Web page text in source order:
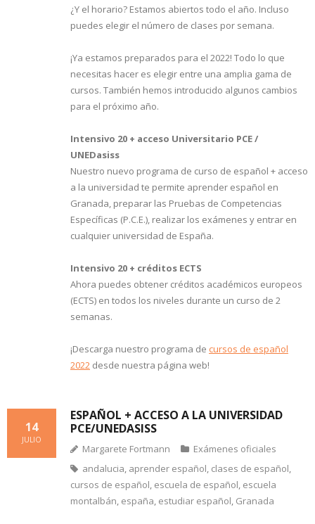
¿Y el horario? Estamos abiertos todo el año. Incluso
puedes elegir el número de clases por semana.
¡Ya estamos preparados para el 2022! Todo lo que
necesitas hacer es elegir entre una amplia gama de
cursos. También hemos introducido algunos cambios
para el próximo año.
Intensivo 20 + acceso Universitario PCE /
UNEDasiss
Nuestro nuevo programa de curso de español + acceso
a la universidad te permite aprender español en
Granada, preparar las Pruebas de Competencias
Específicas (P.C.E.), realizar los exámenes y entrar en
cualquier universidad de España.
Intensivo 20 + créditos ECTS
Ahora puedes obtener créditos académicos europeos
(ECTS) en todos los niveles durante un curso de 2
semanas.
¡Descarga nuestro programa de cursos de español
2022 desde nuestra página web!
ESPAÑOL + ACCESO A LA UNIVERSIDAD
PCE/UNEDASISS
14
JULIO
Margarete Fortmann
Exámenes oficiales
andalucia, aprender español, clases de español,
cursos de español, escuela de español, escuela
montalbán, españa, estudiar español, Granada